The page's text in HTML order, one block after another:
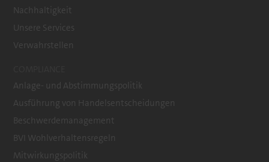
Nachhaltigkeit
Unsere Services
Verwahrstellen
Anlage- und Abstimmungspolitik
Ausführung von Handelsentscheidungen
Beschwerdemanagement
BVI Wohlverhaltensregeln
Mitwirkungspolitik